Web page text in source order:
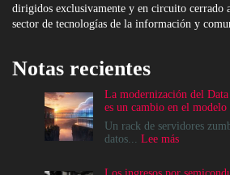
dirigidos exclusivamente y en circuito cerrado
sector de tecnologías de la información y
Notas recientes
La modernización del Data
es un cambio en el
Un rack de servidores
datos... Lee más: